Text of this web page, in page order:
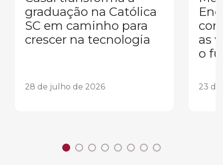
graduação na Católica
SC em caminho para
crescer na tecnologia
28 de julho de 2026
as
o
23